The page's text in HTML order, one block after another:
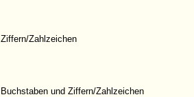
Ziffern/Zahlzeichen
Buchstaben und Ziffern/Zahlzeichen